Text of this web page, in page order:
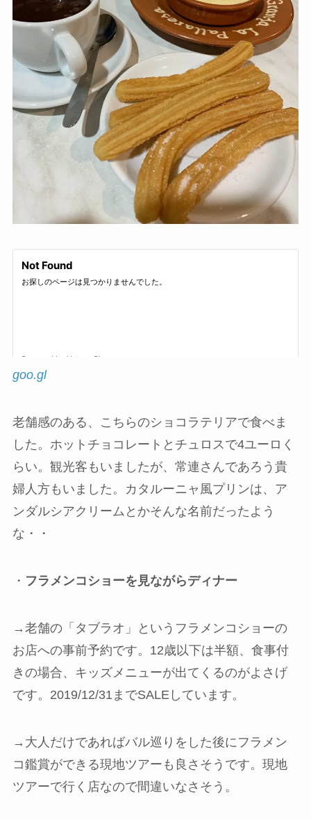
goo.gl
老舗感のある、こちらのショコラテリアで食べま
した。ホットチョコレートとチュロスで4ユーロく
らい。観光客もいましたが、常連さんであろう貴
婦人方もいました。カタルーニャ風プリンは、ア
ンダルシアクリームとかそんな名前だったよう
な・・
・ フラメンコショーを見ながらディナー
→老舗の「タブラオ」というフラメンコショーの
お店への事前予約です。12歳以下は半額、食事付
きの場合、キッズメニューが出てくるのがよさげ
です。2019/12/31までSALEしています。
→大人だけであればバル巡りをした後にフラメン
コ鑑賞ができる現地ツアーも良さそうです。現地
ツアーで行く店なので間違いなさそう。